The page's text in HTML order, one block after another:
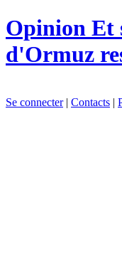
Opinion Et
d'Ormuz
Se connecter| Contacts |